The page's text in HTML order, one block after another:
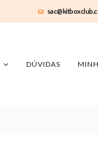
DÚVIDAS